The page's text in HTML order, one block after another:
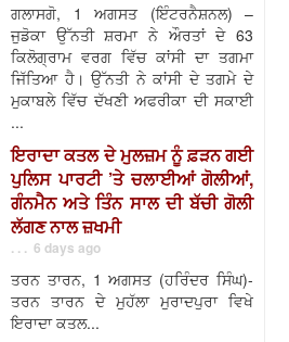
ਗਲਾਸਗੋ, 1 ਅਗਸਤ (ਇੰਟਰਨੈਸ਼ਨਲ) –
ਜੁਡੋਕਾ ਉੱਨਤੀ ਸ਼ਰਮਾ ਨੇ ਔਰਤਾਂ ਦੇ 63
ਕਿਲੋਗ੍ਰਾਮ ਵਰਗ ਵਿੱਚ ਕਾਂਸੀ ਦਾ ਤਗਮਾ
ਜਿੱਤਿਆ ਹੈ। ਉੱਨਤੀ ਨੇ ਕਾਂਸੀ ਦੇ ਤਗਮੇ ਦੇ
ਮੁਕਾਬਲੇ ਵਿੱਚ ਦੱਖਣੀ ਅਫਰੀਕਾ ਦੀ ਸਕਾਈ
...
ਇਰਾਦਾ ਕਤਲ ਦੇ ਮੁਲਜ਼ਮ ਨੂੰ ਫ਼ੜਨ ਗਈ
ਪੁਲਿਸ ਪਾਰਟੀ ’ਤੇ ਚਲਾਈਆਂ ਗੋਲੀਆਂ,
ਗੰਨਮੈਨ ਅਤੇ ਤਿੰਨ ਸਾਲ ਦੀ ਬੱਚੀ ਗੋਲੀ
ਲੱਗਣ ਨਾਲ ਜ਼ਖਮੀ
. . . 6 days ago
ਤਰਨ ਤਾਰਨ, 1 ਅਗਸਤ (ਹਰਿੰਦਰ ਸਿੰਘ)-
ਤਰਨ ਤਾਰਨ ਦੇ ਮੁਹੱਲਾ ਮੁਰਾਦਪੁਰਾ ਵਿਖੇ
ਇਰਾਦਾ ਕਤਲ...